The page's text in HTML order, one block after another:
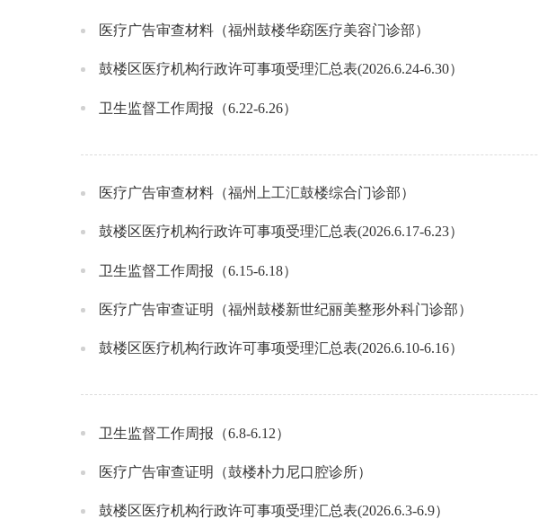
医疗广告审查材料（福州鼓楼华窈医疗美容门诊部）
鼓楼区医疗机构行政许可事项受理汇总表(2026.6.24-6.30）
卫生监督工作周报（6.22-6.26）
医疗广告审查材料（福州上工汇鼓楼综合门诊部）
鼓楼区医疗机构行政许可事项受理汇总表(2026.6.17-6.23）
卫生监督工作周报（6.15-6.18）
医疗广告审查证明（福州鼓楼新世纪丽美整形外科门诊部）
鼓楼区医疗机构行政许可事项受理汇总表(2026.6.10-6.16）
卫生监督工作周报（6.8-6.12）
医疗广告审查证明（鼓楼朴力尼口腔诊所）
鼓楼区医疗机构行政许可事项受理汇总表(2026.6.3-6.9）